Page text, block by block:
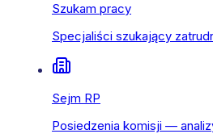
Szukam pracy
Specjaliści szukający
Sejm RP
Posiedzenia komisji —